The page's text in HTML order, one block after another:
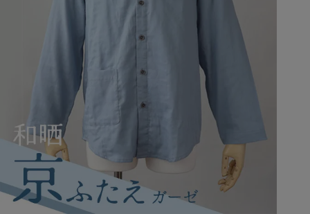
春 夏
ガールズパジャマ
起毛/フランネル
柄物
年齢別におすすめパジ
ルームウェア
インナーウェア 生活雑貨
作務衣
長袖 半袖
お買い物ガイド 安心の日本製
SDGsの取り組み